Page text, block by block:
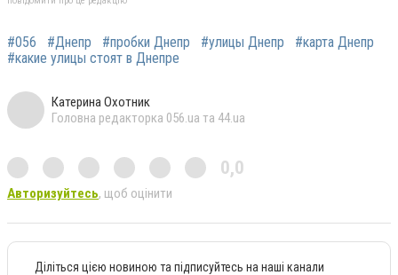
#056 #Днепр #пробки Днепр #улицы Днепр
#карта Днепр
#какие улицы стоят в Днепре
Катерина Охотник
Головна редакторка 056.ua та 44.ua
0,0
Авторизуйтесь, щоб оцінити
Діліться цією новиною та підписуйтесь на наші канали